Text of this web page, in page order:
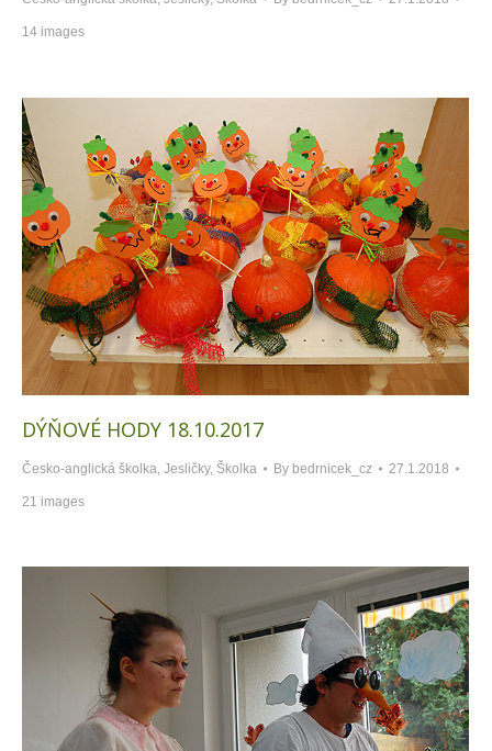
14 images
DÝŇOVÉ HODY 18.10.2017
Česko-anglická školka, Jesličky, Školka By bedrnicek_cz 27.1.2018
21 images